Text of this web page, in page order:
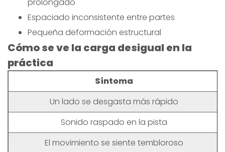
Espaciado inconsistente entre partes
Pequeña deformación estructural
Cómo se ve la carga desigual en la
práctica
Síntoma
Un lado se desgasta más rápido
Sonido raspado en la pista
El movimiento se siente tembloroso